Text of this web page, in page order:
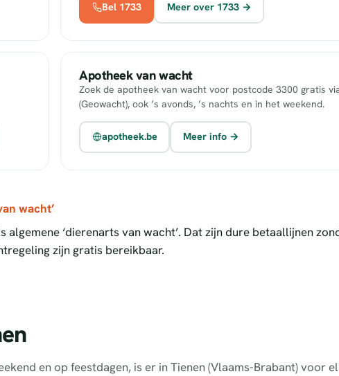
Bel 1733 Meer over 1733 →
Apotheek van wacht
Zoek de apotheek van wacht voor postcode 3300 gratis
(Geowacht), ook ’s avonds, ’s nachts en in het weekend.
apotheek.be Meer info →
wacht’
‘dierenarts van wacht’. Dat zijn dure betaallijnen
zijn gratis bereikbaar.
en op feestdagen, is er in Tienen (Vlaams-Brabant) voor